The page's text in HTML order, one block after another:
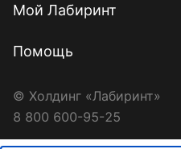
Мой Лабиринт
Помощь
© Холдинг «Лабиринт»
8 800 600-95-25